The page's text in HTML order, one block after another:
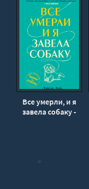
Все умерли, и я
завела собаку -